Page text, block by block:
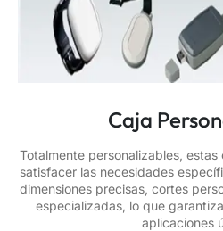
Caja
Totalmente personalizables,
satisfacer las necesidades
dimensiones precisas, cortes
especializadas, lo que
aplicaciones